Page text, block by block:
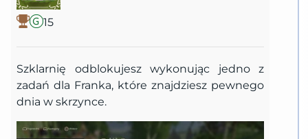
15
Szklarnię odblokujesz wykonując jedno z
zadań dla Franka, które znajdziesz pewnego
dnia w skrzynce.